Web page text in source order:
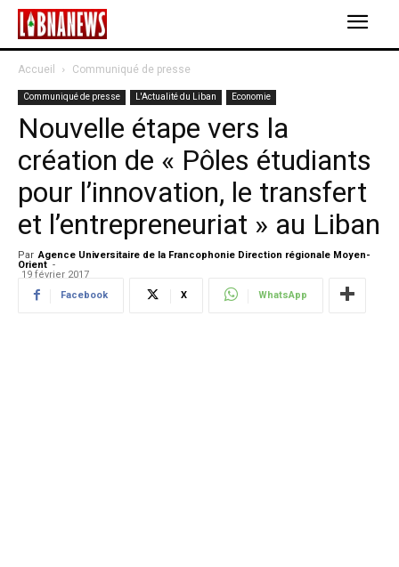
Accueil Communiqué de presse
Communiqué de presse L'Actualité du Liban Economie
Nouvelle étape vers la
création de « Pôles étudiants
pour l’innovation, le transfert
et l’entrepreneuriat » au Liban
Par Agence Universitaire de la Francophonie Direction régionale Moyen-
Orient -
19 février 2017
Facebook
X WhatsApp